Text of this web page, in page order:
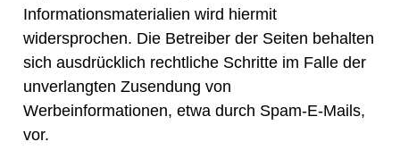
Informationsmaterialien wird hiermit
widersprochen. Die Betreiber der Seiten behalten
sich ausdrücklich rechtliche Schritte im Falle der
unverlangten Zusendung von
Werbeinformationen, etwa durch Spam-E-Mails,
vor.